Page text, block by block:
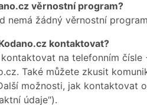
věrnostní program?
nemá žádný věrnostní
kontaktovat?
na telefonním
Také můžete zkusit
možnosti, jak kontaktovat
údaje").